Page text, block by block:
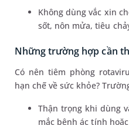
Không dùng vắc xin
sốt, nôn mửa, tiêu
Những trường hợp cần
Có nên tiêm phòng
hạn chế về sức khỏe?
Thận trọng khi dùng
mắc bệnh ác tính